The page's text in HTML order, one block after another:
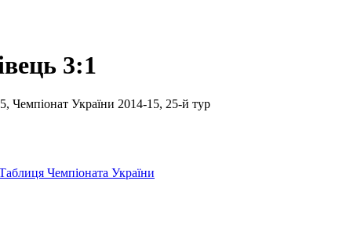
3:1
Чемпіонат України 2014-15, 25-й тур
Чемпіоната України